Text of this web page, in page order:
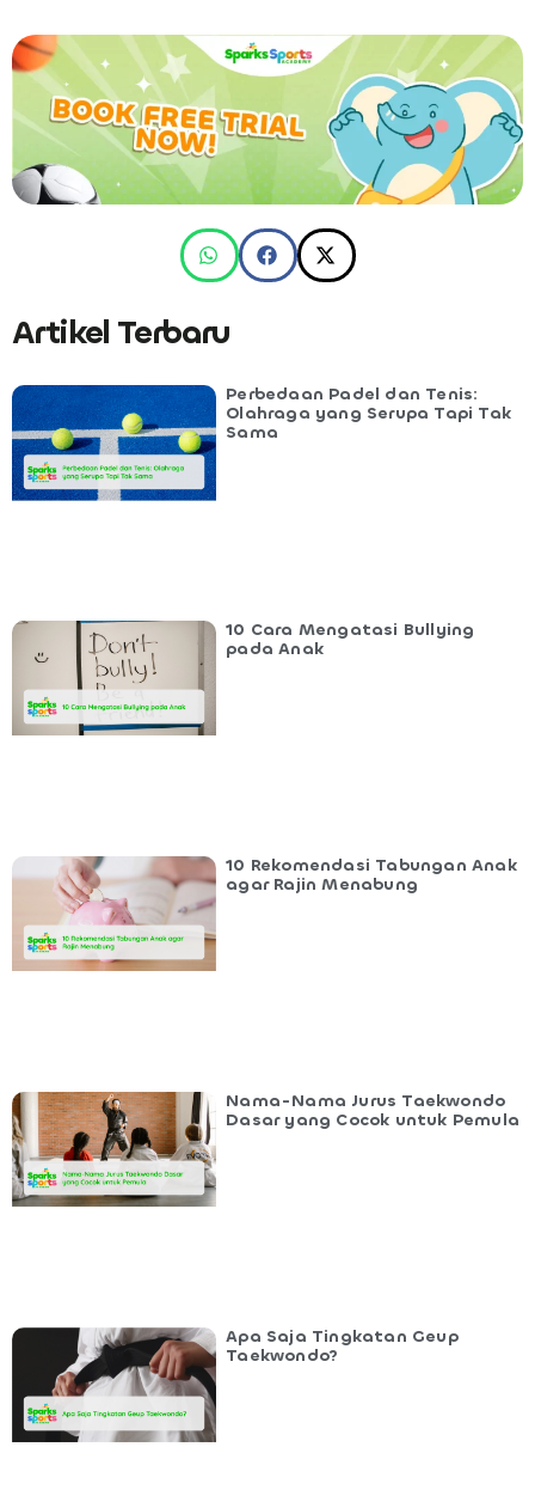
Artikel Terbaru
Perbedaan Padel dan Tenis:
Olahraga yang Serupa Tapi Tak
Sama
10 Cara Mengatasi Bullying
pada Anak
10 Rekomendasi Tabungan Anak
agar Rajin Menabung
Nama-Nama Jurus Taekwondo
Dasar yang Cocok untuk Pemula
Apa Saja Tingkatan Geup
Taekwondo?